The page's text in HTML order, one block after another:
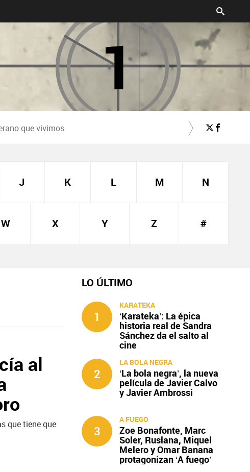
que vivimos
J K L M N
W X Y Z #
al
que tiene que
LO ÚLTIMO
1
KARATEKA
‘Karateka’: La épica
historia real de Sandra
Sánchez da el salto al
cine
2
LA BOLA NEGRA
‘La bola negra’, la nueva
película de Javier Calvo
y Javier Ambrossi
3
A FUEGO
Zoe Bonafonte, Marc
Soler, Ruslana, Miquel
Melero y Omar Banana
protagonizan ‘A fuego’